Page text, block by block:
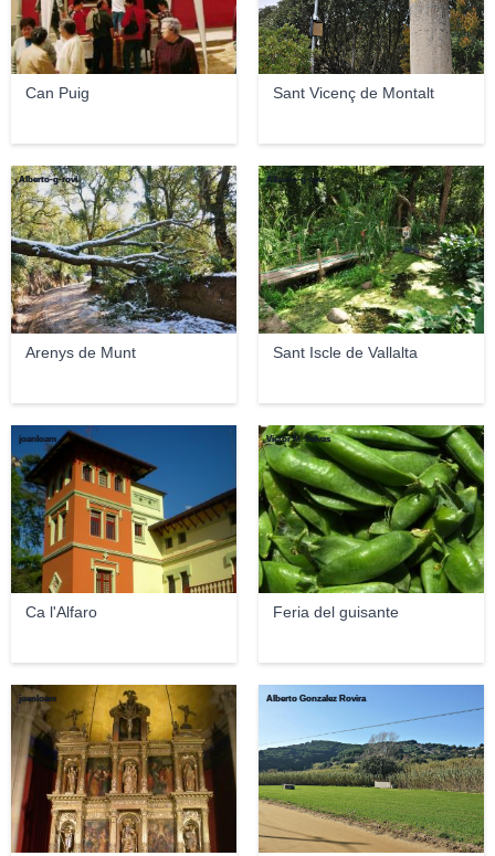
Can Puig Sant Vicenç de Montalt
Arenys de Munt
Alberto-g-rovi
Sant Iscle de Vallalta
Alberto-g-rovi
Ca l'Alfaro
joanloam
Feria del guisante
Victor M. Selvas
joanloam Alberto Gonzalez Rovira